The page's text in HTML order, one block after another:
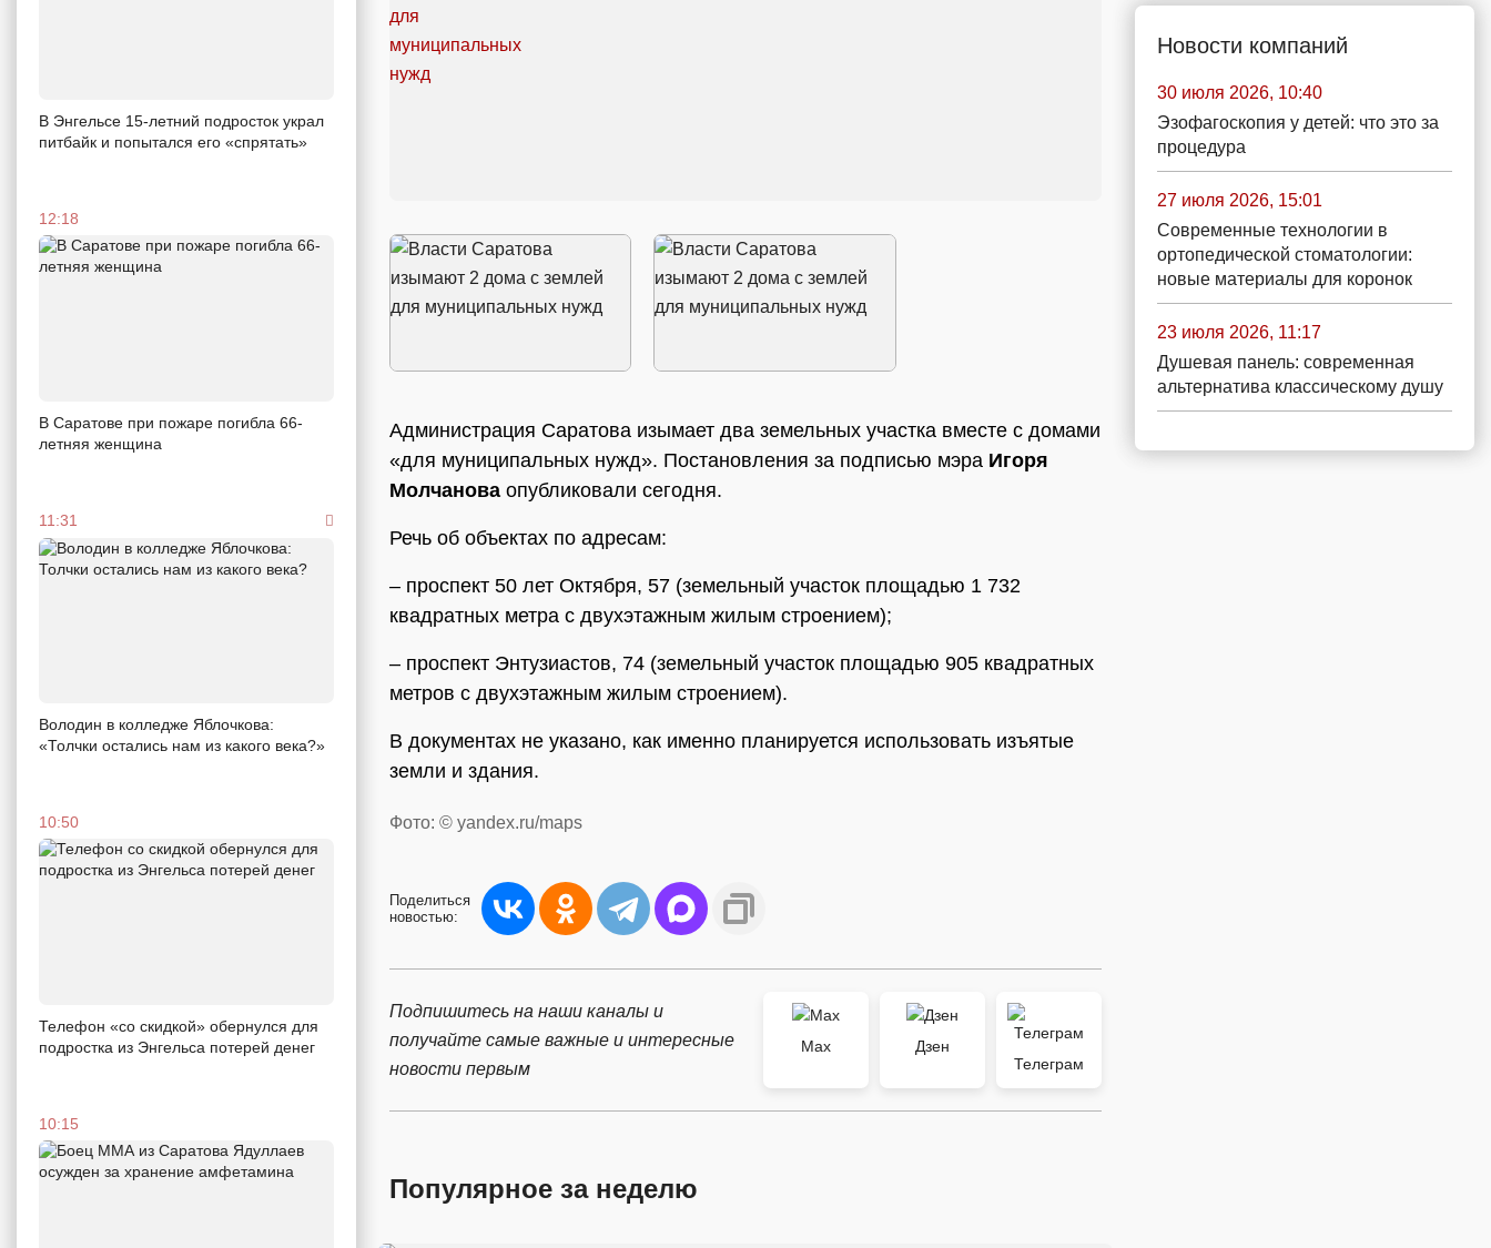
В Энгельсе 15-летний подросток украл
питбайк и попытался его «спрятать»
12:18
В Саратове при пожаре погибла 66-
летняя женщина
11:31
Володин в колледже Яблочкова:
«Толчки остались нам из какого века?»
10:50
Телефон «со скидкой» обернулся для
подростка из Энгельса потерей денег
10:15
Администрация Саратова изымает два земельных участка вместе с домами
«для муниципальных нужд». Постановления за подписью мэра Игоря
Молчанова опубликовали сегодня.
Речь об объектах по адресам:
– проспект 50 лет Октября, 57 (земельный участок площадью 1 732
квадратных метра с двухэтажным жилым строением);
– проспект Энтузиастов, 74 (земельный участок площадью 905 квадратных
метров с двухэтажным жилым строением).
В документах не указано, как именно планируется использовать изъятые
земли и здания.
Фото: © yandex.ru/maps
Поделиться
новостью:
Подпишитесь на наши каналы и
получайте самые важные и интересные
новости первым
Max
Дзен
Телеграм
Популярное за неделю
Новости компаний
30 июля 2026, 10:40
Эзофагоскопия у детей: что это за
процедура
27 июля 2026, 15:01
Современные технологии в
ортопедической стоматологии:
новые материалы для коронок
23 июля 2026, 11:17
Душевая панель: современная
альтернатива классическому душу